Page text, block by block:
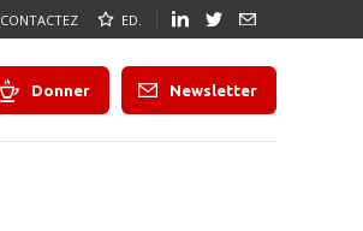
CONTACTEZ ED.
Donner Newsletter